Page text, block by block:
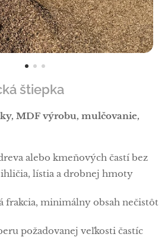
štiepka
MDF výrobu, mulčovanie,
alebo kmeňových častí bez
lístia a drobnej hmoty
frakcia, minimálny obsah nečistôt
požadovanej veľkosti častíc